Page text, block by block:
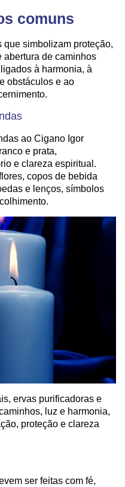
comuns
que simbolizam proteção,
de caminhos
à harmonia, à
obstáculos e ao
ao Cigano Igor
e prata,
e clareza espiritual.
copos de bebida
e lenços, símbolos
ervas purificadoras e
luz e harmonia,
proteção e clareza
ser feitas com fé,